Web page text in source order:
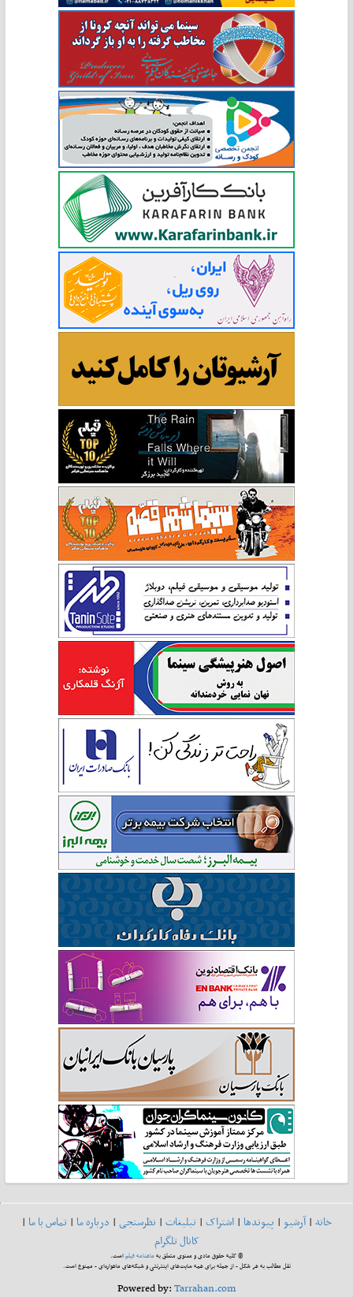
خانه|آرشیو| پیوندها| اشتراک| تبلیغات| نظرسنجی| درباره ما| تماس با ما|
کانال تلگرام
© کلیه حقوق مادی و معنوی متعلق بهماهنامه فیلماست.
نقل مطالب به هر شکل - از جمله برای همه سایت‌های اینترنتی و شبکه‌های ماهواره‌ای - ممنوع است.
Powered by:Tarrahan.com